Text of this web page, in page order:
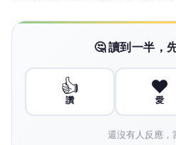
🤔 讀到一半，
👍
讚
❤️
愛
還沒有人反應，